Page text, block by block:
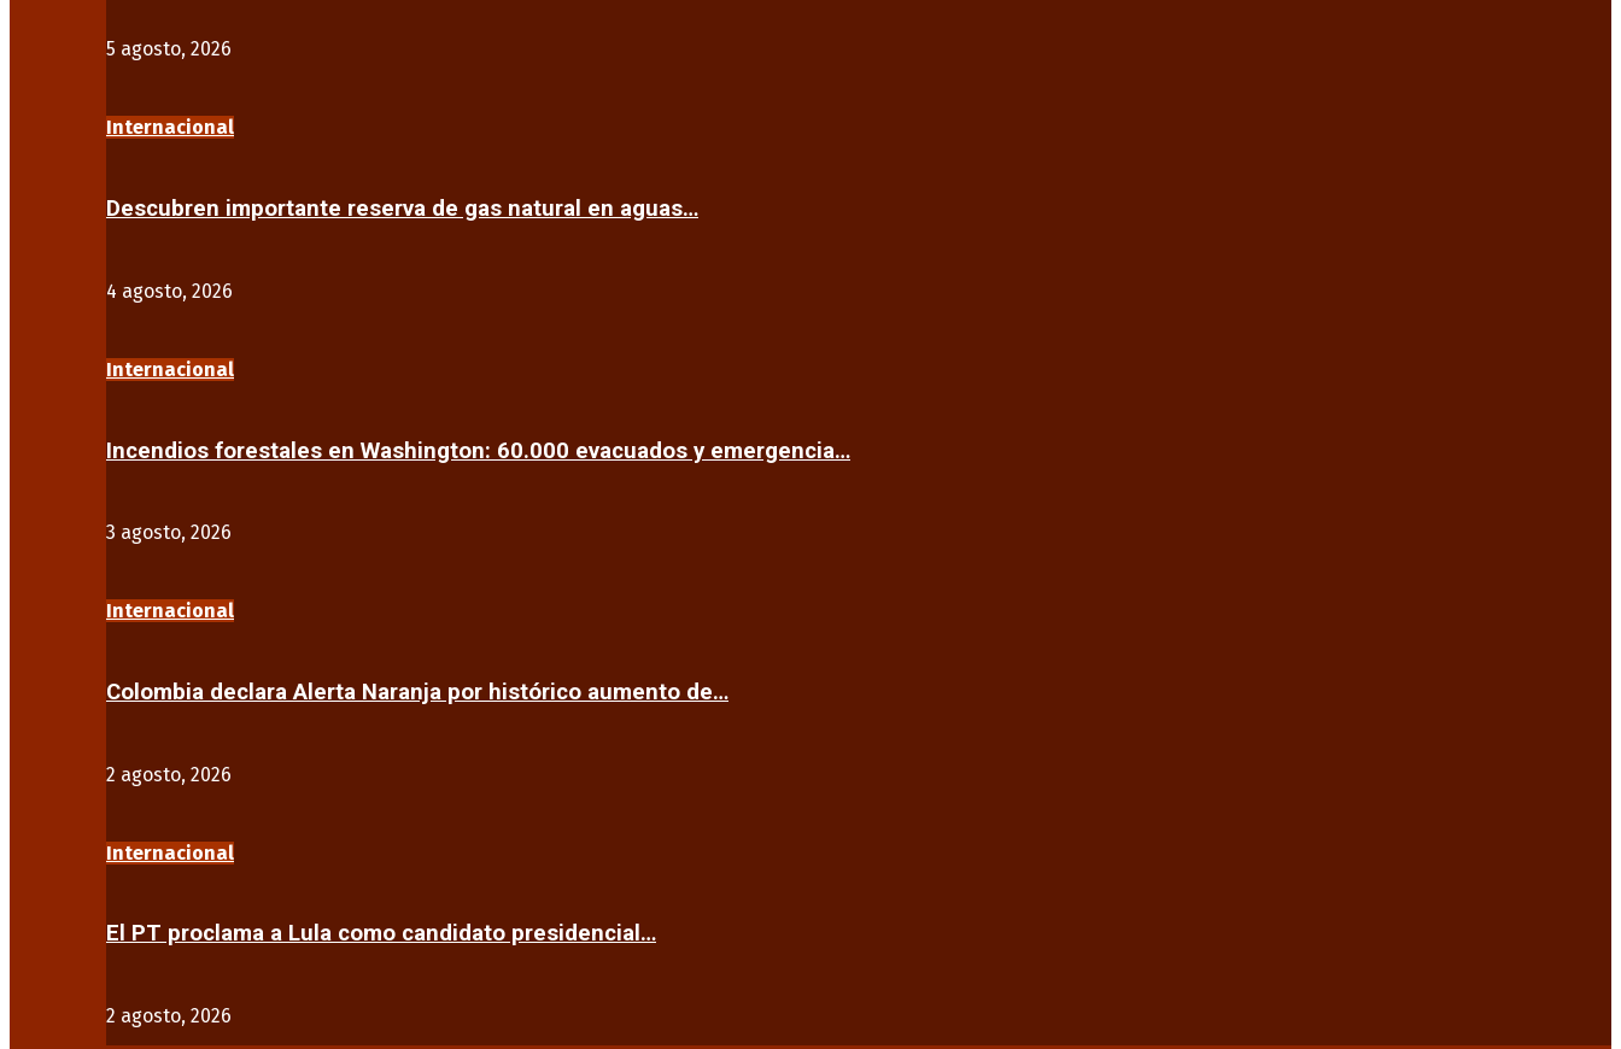
5 agosto, 2026
Internacional
Descubren importante reserva de gas natural en aguas…
4 agosto, 2026
Internacional
Incendios forestales en Washington: 60.000 evacuados y emergencia…
3 agosto, 2026
Internacional
Colombia declara Alerta Naranja por histórico aumento de…
2 agosto, 2026
Internacional
El PT proclama a Lula como candidato presidencial…
2 agosto, 2026